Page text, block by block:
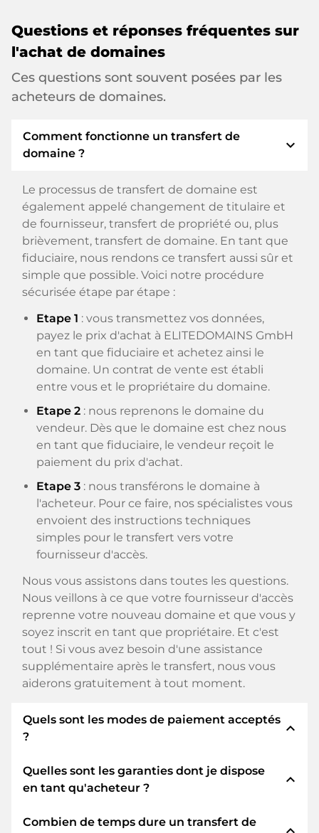
Questions et réponses fréquentes sur
l'achat de domaines
Ces questions sont souvent posées par les
acheteurs de domaines.
Comment fonctionne un transfert de
domaine ?
expand_more
Le processus de transfert de domaine est
également appelé changement de titulaire et
de fournisseur, transfert de propriété ou, plus
brièvement, transfert de domaine. En tant que
fiduciaire, nous rendons ce transfert aussi sûr et
simple que possible. Voici notre procédure
sécurisée étape par étape :
Etape 1 : vous transmettez vos données,
payez le prix d'achat à ELITEDOMAINS GmbH
en tant que fiduciaire et achetez ainsi le
domaine. Un contrat de vente est établi
entre vous et le propriétaire du domaine.
Etape 2 : nous reprenons le domaine du
vendeur. Dès que le domaine est chez nous
en tant que fiduciaire, le vendeur reçoit le
paiement du prix d'achat.
Etape 3 : nous transférons le domaine à
l'acheteur. Pour ce faire, nos spécialistes vous
envoient des instructions techniques
simples pour le transfert vers votre
fournisseur d'accès.
Nous vous assistons dans toutes les questions.
Nous veillons à ce que votre fournisseur d'accès
reprenne votre nouveau domaine et que vous y
soyez inscrit en tant que propriétaire. Et c'est
tout ! Si vous avez besoin d'une assistance
supplémentaire après le transfert, nous vous
aiderons gratuitement à tout moment.
Quels sont les modes de paiement acceptés
?
expand_less
Nous utilisons SEPA comme paiement anticipé
et utilisons STRIPE comme prestataire de
paiement disponibles tels que : Cartes de crédit,
Quelles sont les garanties dont je dispose
en tant qu'acheteur ?
expand_less
En tant qu'acheteur, nous vous garantissons
Combien de temps dure un transfert de